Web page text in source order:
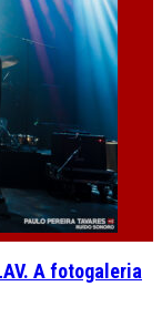
A fotogaleria